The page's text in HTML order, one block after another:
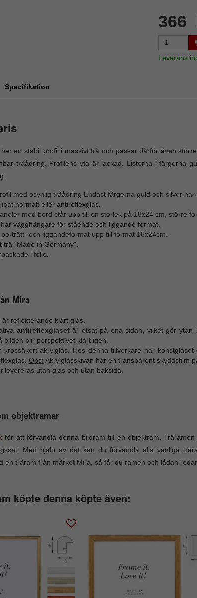
366
Leverans
Specifikation
en stabil profil i massivt trä och passar därför även
träådring. Profilens yta är lackad. Listerna i färgerna
med osynlig träådring Endast färgerna guld och silver har
normalt eller antireflexglas.
med bord står upp till en storlek på 18x24 cm, större
vägghängare för stående och liggande format.
och liggandeformat upp till format 18x24cm.
trä "Made in Germany".
i folie.
Mira
är reflekterande klart glas.
antireflexglasetär etsat på ena sidan, vilket gör ytan
bilden blir perspektivet klart igen.
krossäkert akrylglas. Hos denna tillverkare har
Obs: Akrylglasskivan har en transparent skyddsfilm
levereras utan glas och utan baksida.
objektramar
för att förvandla denna bildram till en objektram.
Med hjälp av det kan du förvandla alla vanliga
en träram från märket Mira, så får du ramen och lådan
köpte denna köpte även: